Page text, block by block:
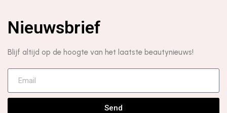
Nieuwsbrief
Blijf altijd op de hoogte van het laatste beautynieuws!
Send